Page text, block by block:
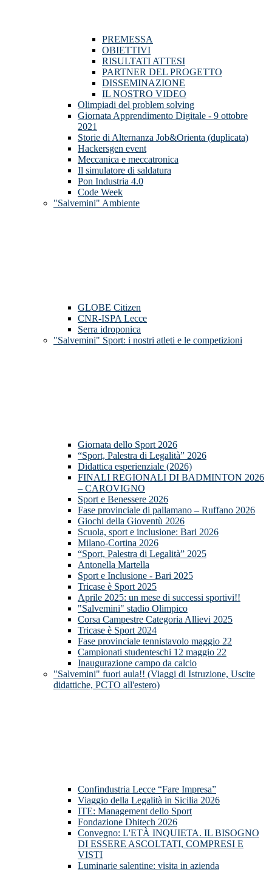
PREMESSA
OBIETTIVI
RISULTATI ATTESI
PARTNER DEL PROGETTO
DISSEMINAZIONE
IL NOSTRO VIDEO
Olimpiadi del problem solving
Giornata Apprendimento Digitale - 9 ottobre
2021
Storie di Alternanza Job&Orienta (duplicata)
Hackersgen event
Meccanica e meccatronica
Il simulatore di saldatura
Pon Industria 4.0
Code Week
"Salvemini" Ambiente
GLOBE Citizen
CNR-ISPA Lecce
Serra idroponica
"Salvemini" Sport: i nostri atleti e le competizioni
Giornata dello Sport 2026
“Sport, Palestra di Legalità” 2026
Didattica esperienziale (2026)
FINALI REGIONALI DI BADMINTON 2026
– CAROVIGNO
Sport e Benessere 2026
Fase provinciale di pallamano – Ruffano 2026
Giochi della Gioventù 2026
Scuola, sport e inclusione: Bari 2026
Milano-Cortina 2026
“Sport, Palestra di Legalità” 2025
Antonella Martella
Sport e Inclusione - Bari 2025
Tricase è Sport 2025
Aprile 2025: un mese di successi sportivi!!
"Salvemini" stadio Olimpico
Corsa Campestre Categoria Allievi 2025
Tricase è Sport 2024
Fase provinciale tennistavolo maggio 22
Campionati studenteschi 12 maggio 22
Inaugurazione campo da calcio
"Salvemini" fuori aula!! (Viaggi di Istruzione, Uscite
didattiche, PCTO all'estero)
Confindustria Lecce “Fare Impresa”
Viaggio della Legalità in Sicilia 2026
ITE: Management dello Sport
Fondazione Dhitech 2026
Convegno: L'ETÀ INQUIETA. IL BISOGNO
DI ESSERE ASCOLTATI, COMPRESI E
VISTI
Luminarie salentine: visita in azienda